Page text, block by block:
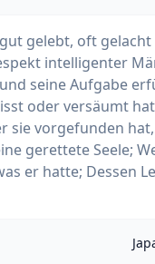
gelebt, oft
intelligenter
seine Aufgabe
oder versäumt
sie vorgefunden
gerettete Seele;
er hatte; Dessen